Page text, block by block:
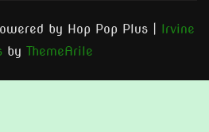
by Hop Pop Plus
Irvine
by ThemeArile